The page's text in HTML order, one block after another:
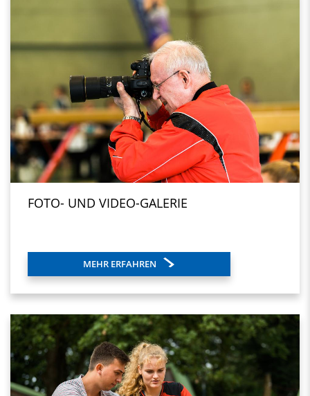
FOTO- UND VIDEO-GALERIE
MEHR ERFAHREN